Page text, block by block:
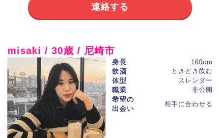
連絡する
misaki / 30歳 / 尼崎市
身長 160cm
飲酒 ときどき飲む
体型 スレンダー
職業 非公開
希望の
出会い
相手に合わせる